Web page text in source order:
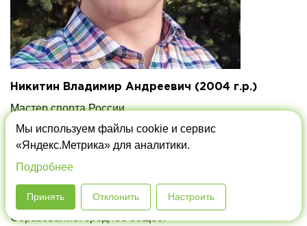
Никитин Владимир Андреевич (2004 г.р.)
Мастер спорта России.
Дисциплина: плавание (адаптивный спорт).
С 2019 года личным тренером является Холоимов А.Ю.
Воспитанник МБУ ДО "СШОР "Метеор".
Образование: среднее общее.
Мы используем файлы cookie и сервис
«Яндекс.Метрика» для аналитики.
Подробнее
Принять Отклонить Настроить